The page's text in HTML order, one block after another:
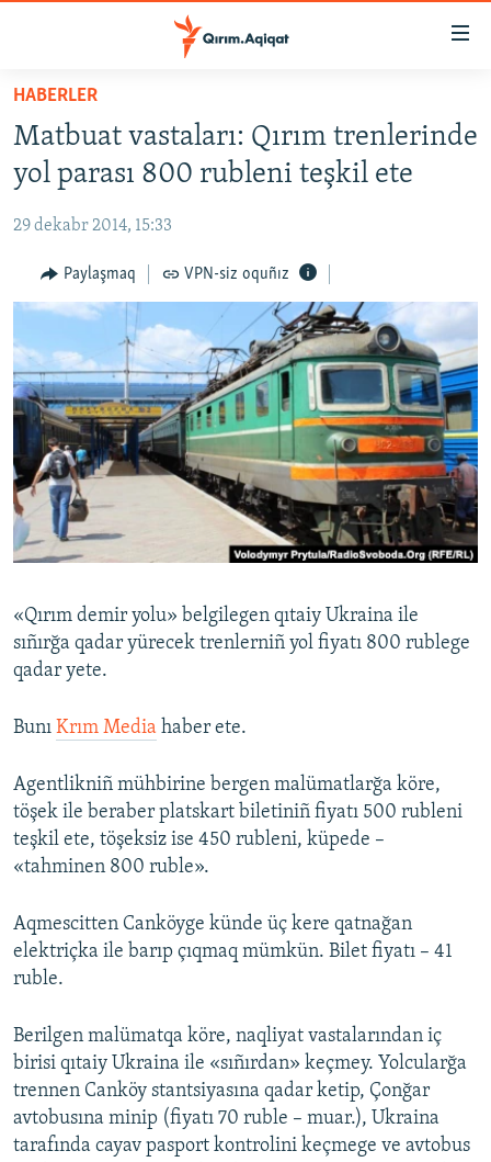
Esas
qaytmaq
Baş
navigatsiyağa
qaytmaq
qaytmaq
HABERLER
SİYASET
İQTİSADİYAT
CEMİYET
MEDENİYET
İNSAN AQLARI
VİDEO
SÜRET
BLOGLAR
FİKİR
Русский
Українською
QOŞULIÑIZ!
RFE/RS bütün saytları
HABERLER
Matbuat vastaları: Qırım trenlerinde
yol parası 800 rubleni teşkil ete
29 dekabr 2014, 15:33
Paylaşmaq VPN-siz oquñız
«Qırım demir yolu» belgilegen qıtaiy Ukraina ile
sıñırğa qadar yürecek trenlerniñ yol fiyatı 800 rublege
qadar yete.
Bunı Krım Media haber ete.
Agentlikniñ mühbirine bergen malümatlarğa köre,
töşek ile beraber platskart biletiniñ fiyatı 500 rubleni
teşkil ete, töşeksiz ise 450 rubleni, küpede –
«tahminen 800 ruble».
Aqmescitten Canköyge künde üç kere qatnağan
elektriçka ile barıp çıqmaq mümkün. Bilet fiyatı – 41
ruble.
Berilgen malümatqa köre, naqliyat vastalarından iç
birisi qıtaiy Ukraina ile «sıñırdan» keçmey. Yolcularğa
trennen Canköy stantsiyasına qadar ketip, Çonğar
avtobusına minip (fiyatı 70 ruble – muar.), Ukraina
tarafında cayav pasport kontrolini keçmege ve avtobus